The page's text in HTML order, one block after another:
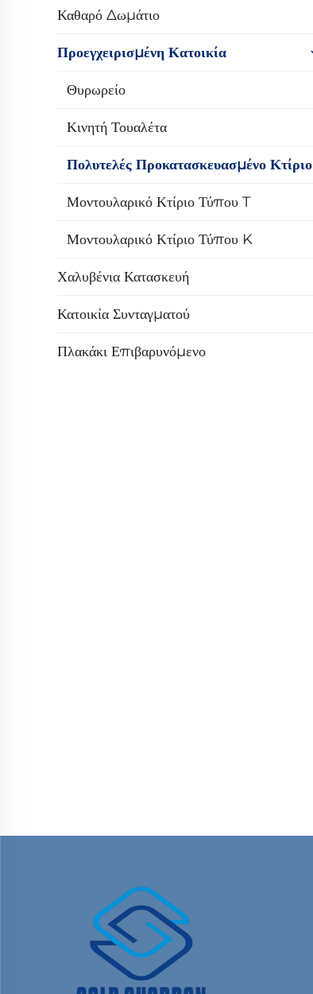
Καθαρό Δωμάτιο
Προεγχειρισμένη Κατοικία
Θυρωρείο
Κινητή Τουαλέτα
Πολυτελές Προκατασκευασμένο Κτίριο
Μοντουλαρικό Κτίριο Τύπου T
Μοντουλαρικό Κτίριο Τύπου K
Χαλυβένια Κατασκευή
Κατοικία Συνταγματού
Πλακάκι Επιβαρυνόμενο